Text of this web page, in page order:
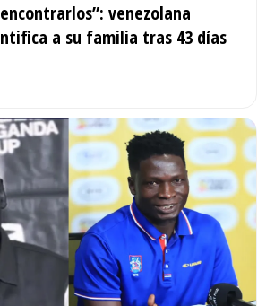
venezolana
a su familia tras 43 días